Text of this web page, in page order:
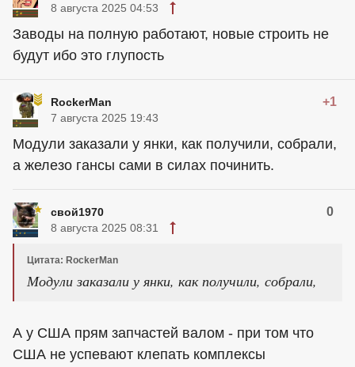
8 августа 2025 04:53
Заводы на полную работают, новые строить не
будут ибо это глупость
RockerMan +1
7 августа 2025 19:43
Модули заказали у янки, как получили, собрали,
а железо гансы сами в силах починить.
свой1970 0
8 августа 2025 08:31
Цитата: RockerMan
Модули заказали у янки, как получили, собрали,
А у США прям запчастей валом - при том что
США не успевают клепать комплексы